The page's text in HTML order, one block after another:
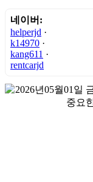
네이버:
helperjd ·
k14970 ·
kang611 ·
rentcarjd